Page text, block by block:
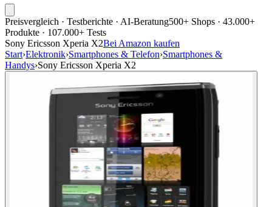
Preisvergleich · Testberichte · AI-Beratung500+ Shops · 43.000+
Produkte · 107.000+ Tests
Sony Ericsson Xperia X2Bei Amazon kaufen
Start›Elektronik›Smartphones & Telefon›Smartphones &
Handys›Sony Ericsson Xperia X2